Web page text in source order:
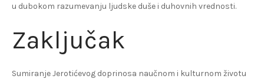
u dubokom razumevanju ljudske duše i duhovnih vrednosti.
Zaključak
Sumiranje Jerotićevog doprinosa naučnom i kulturnom životu